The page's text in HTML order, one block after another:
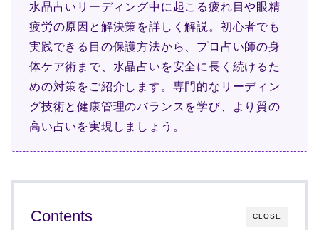
水晶占いリーディング中に起こる疲れ目や眼精
疲労の原因と解決策を詳しく解説。初心者でも
実践できる目の保護方法から、プロ占い師の身
体ケア術まで、水晶占いを安全に長く続けるた
めの対策をご紹介します。専門的なリーディン
グ技術と健康管理のバランスを学び、より質の
高い占いを実現しましょう。
CLOSE
Contents